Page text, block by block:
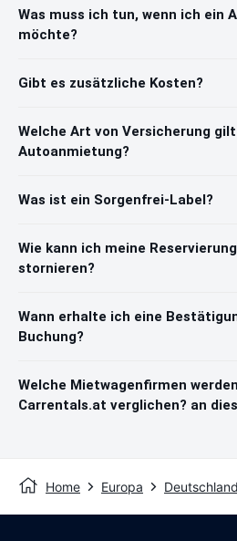
Was muss ich tun, wenn ich ein
möchte?
Gibt es zusätzliche Kosten?
Welche Art von Versicherung
Autoanmietung?
Was ist ein Sorgenfrei-Label?
Wie kann ich meine
stornieren?
Wann erhalte ich eine
Buchung?
Welche Mietwagenfirmen
Carrentals.at verglichen? an
Home Europa Deutschland